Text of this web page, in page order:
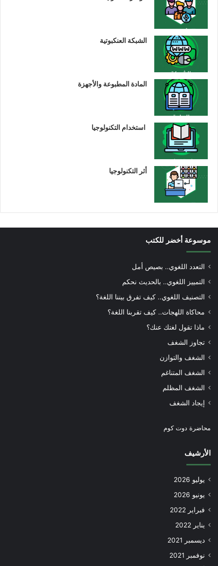
الشبكة العنكبوتية
المادة المطبوعة والأجهزة
استخدام التكنولوجيا
أثر التكنولوجيا
موسوعة أخضر للكتب
التعدد اللغوي.. بصيص أمل
التمييز اللغوي.. بالحديث نحكم
التصنيف اللغوي.. كيف تفرق بيننا اللغة؟
محاكاة اللهجات.. كيف تقربنا اللغة؟
ماذا تقول لغتك عنك؟
تجاوز الشغف
الشغف والتوازن
الشغف المتناغم
الشغف المظلم
إيجاد الشغف
محاضرة دوت كوم
الأرشيف
يوليو 2026
يونيو 2026
فبراير 2022
يناير 2022
ديسمبر 2021
نوفمبر 2021